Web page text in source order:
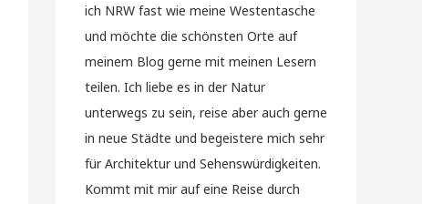
ich NRW fast wie meine Westentasche
und möchte die schönsten Orte auf
meinem Blog gerne mit meinen Lesern
teilen. Ich liebe es in der Natur
unterwegs zu sein, reise aber auch gerne
in neue Städte und begeistere mich sehr
für Architektur und Sehenswürdigkeiten.
Kommt mit mir auf eine Reise durch